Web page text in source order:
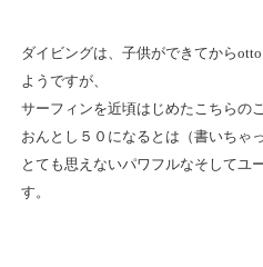
ダイビングは、子供ができてから
ようですが、
サーフィンを近頃はじめたこちらの
おんとし５０になるとは（書いちゃ
とても思えないパワフルなそしてユ
す。